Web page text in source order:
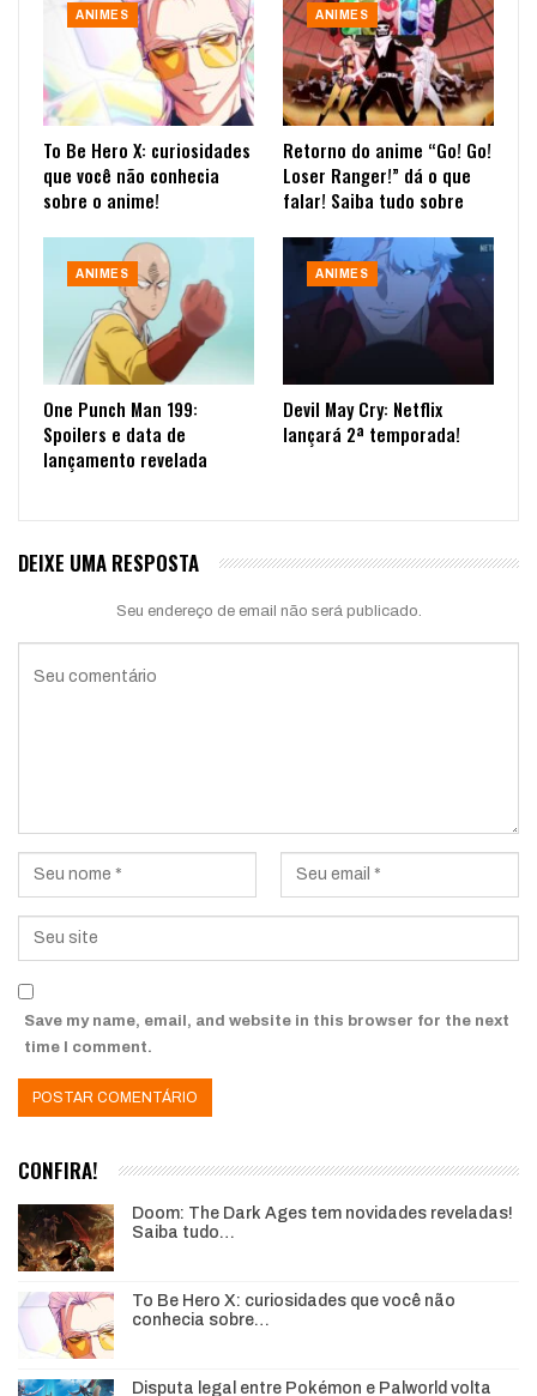
ANIMES
To Be Hero X: curiosidades
que você não conhecia
sobre o anime!
ANIMES
Retorno do anime “Go! Go!
Loser Ranger!” dá o que
falar! Saiba tudo sobre
ANIMES
One Punch Man 199:
Spoilers e data de
lançamento revelada
ANIMES
Devil May Cry: Netflix
lançará 2ª temporada!
DEIXE UMA RESPOSTA
Seu endereço de email não será publicado.
Save my name, email, and website in this browser for the next
time I comment.
CONFIRA!
Doom: The Dark Ages tem novidades reveladas!
Saiba tudo…
To Be Hero X: curiosidades que você não
conhecia sobre…
Disputa legal entre Pokémon e Palworld volta